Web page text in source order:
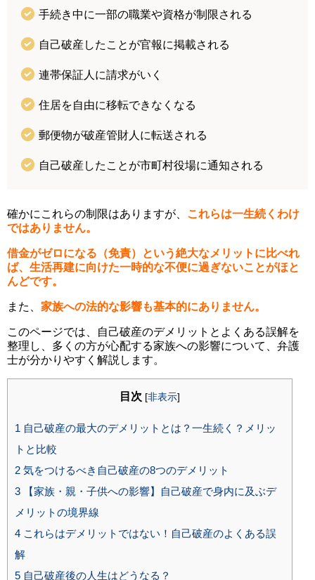
手続き中に一部の職業や資格が制限される
自己破産したことが官報に掲載される
連帯保証人に請求がいく
住居を自由に移転できなくなる
郵便物が破産管財人に転送される
自己破産したことが市町村役場に通知される
確かにこれらの制限はありますが、 これらは一生続くわけ
ではありません。
借金がゼロになる（免責）という絶大なメリットに比べれ
ば、生活再建に向けた一時的な不便に過ぎないことがほと
んどです。
また、 家族への法的な影響も基本的にありません。
このページでは、自己破産のデメリットとよくある誤解を
整理し、多くの方が心配する家族への影響について、弁護
士が分かりやすく解説します。
目次 [非表示]
1 自己破産の最大のデメリットとは？一生続く？メリッ
トと比較
2 気をつけるべき自己破産の8つのデメリット
3 【家族・親・子供への影響】自己破産で身内に及ぶデ
メリットの境界線
4 これらはデメリットではない！自己破産のよくある誤
解
5 自己破産後の人生はどうなる？